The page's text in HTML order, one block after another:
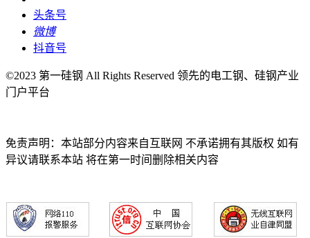
头条号
微博
抖音号
©2023 第一硅钢 All Rights Reserved 领先的电工钢、硅钢产业
门户平台
免责声明：本站部分内容来自互联网 不承诺拥有其版权 如有
异议请联系本站 将在第一时间删除相关内容